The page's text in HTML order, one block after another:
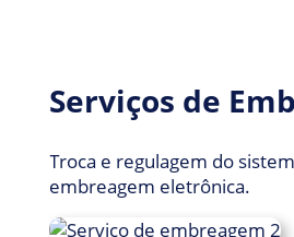
Serviços de
Troca e regulagem do
embreagem eletrônica.